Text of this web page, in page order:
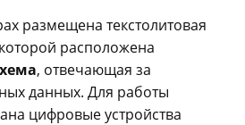
размещена текстолитовая
расположена
, отвечающая за
данных. Для работы
цифровые устройства